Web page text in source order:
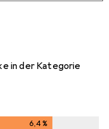
in der Kategorie
6,4%